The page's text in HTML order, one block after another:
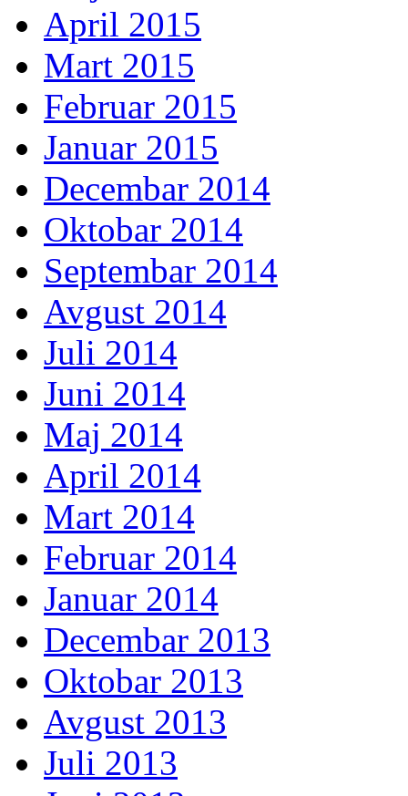
April 2015
Mart 2015
Februar 2015
Januar 2015
Decembar 2014
Oktobar 2014
Septembar 2014
Avgust 2014
Juli 2014
Juni 2014
Maj 2014
April 2014
Mart 2014
Februar 2014
Januar 2014
Decembar 2013
Oktobar 2013
Avgust 2013
Juli 2013